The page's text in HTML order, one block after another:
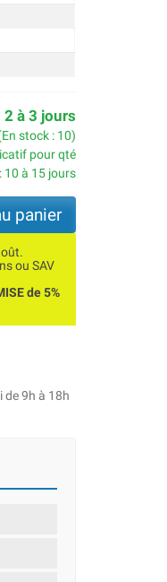
à 3 jours
stock : 10)
pour qté
10 à 15 jours
panier
ou SAV
de 5%
de 9h à 18h